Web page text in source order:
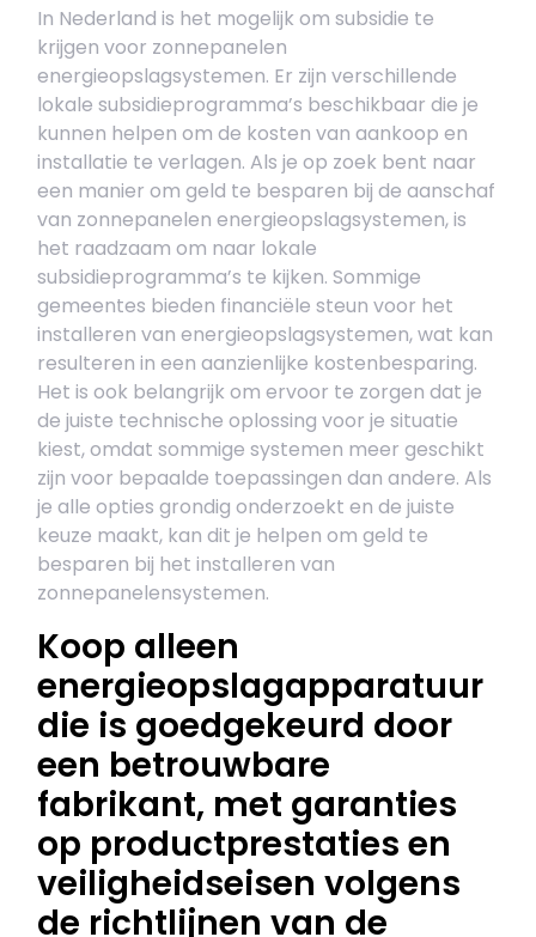
In Nederland is het mogelijk om subsidie te
krijgen voor zonnepanelen
energieopslagsystemen. Er zijn verschillende
lokale subsidieprogramma’s beschikbaar die je
kunnen helpen om de kosten van aankoop en
installatie te verlagen. Als je op zoek bent naar
een manier om geld te besparen bij de aanschaf
van zonnepanelen energieopslagsystemen, is
het raadzaam om naar lokale
subsidieprogramma’s te kijken. Sommige
gemeentes bieden financiële steun voor het
installeren van energieopslagsystemen, wat kan
resulteren in een aanzienlijke kostenbesparing.
Het is ook belangrijk om ervoor te zorgen dat je
de juiste technische oplossing voor je situatie
kiest, omdat sommige systemen meer geschikt
zijn voor bepaalde toepassingen dan andere. Als
je alle opties grondig onderzoekt en de juiste
keuze maakt, kan dit je helpen om geld te
besparen bij het installeren van
zonnepanelensystemen.
Koop alleen
energieopslagapparatuur
die is goedgekeurd door
een betrouwbare
fabrikant, met garanties
op productprestaties en
veiligheidseisen volgens
de richtlijnen van de